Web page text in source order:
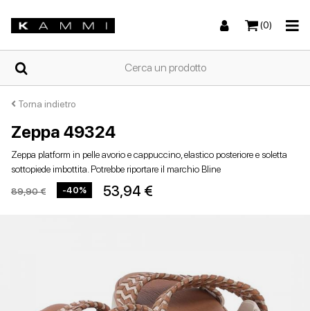
(0)
HOME
CHI
SIAMO
NEGOZI
SneakersSandali bassi
SneakersStivali e stivaletti
Torna indietro
Zeppa 49324
Zeppa platform in pelle avorio e cappuccino, elastico posteriore e soletta
sottopiede imbottita. Potrebbe riportare il marchio Bline
89,90 € -40% 53,94 €